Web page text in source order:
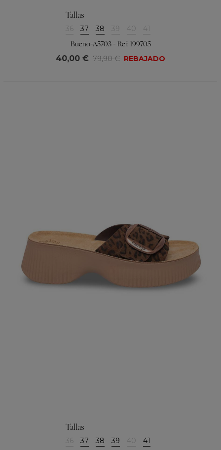
Tallas
36 37 38 39 40 41
Bueno-A5703 - Ref: 199705
40,00 € 79,90 € REBAJADO
Tallas
36 37 38 39 40 41